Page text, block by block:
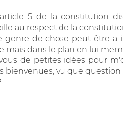
5 de la constitution
au respect de la
genre de chose peut être a
mais dans le plan en lui
de petites idées pour
bienvenues, vu que